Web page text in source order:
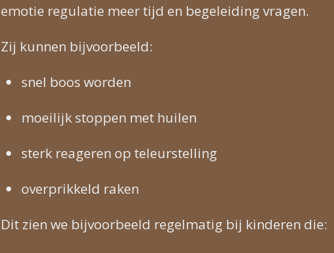
emotie regulatie meer tijd en begeleiding vragen.
Zij kunnen bijvoorbeeld:
snel boos worden
moeilijk stoppen met huilen
sterk reageren op teleurstelling
overprikkeld raken
Dit zien we bijvoorbeeld regelmatig bij kinderen die: